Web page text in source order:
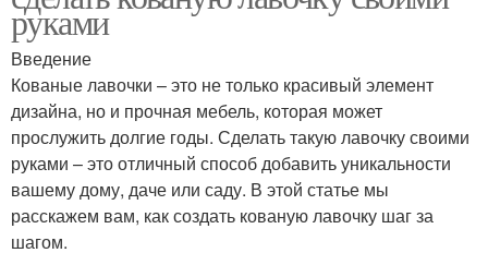
руками
Введение
Кованые лавочки – это не только красивый элемент
дизайна, но и прочная мебель, которая может
прослужить долгие годы. Сделать такую лавочку своими
руками – это отличный способ добавить уникальности
вашему дому, даче или саду. В этой статье мы
расскажем вам, как создать кованую лавочку шаг за
шагом.